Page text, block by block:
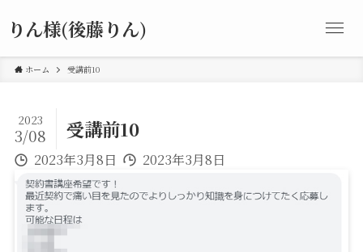
りん様(後藤りん)
ホーム 受講前10
受講前10
2023
3/08
2023年3月8日 2023年3月8日